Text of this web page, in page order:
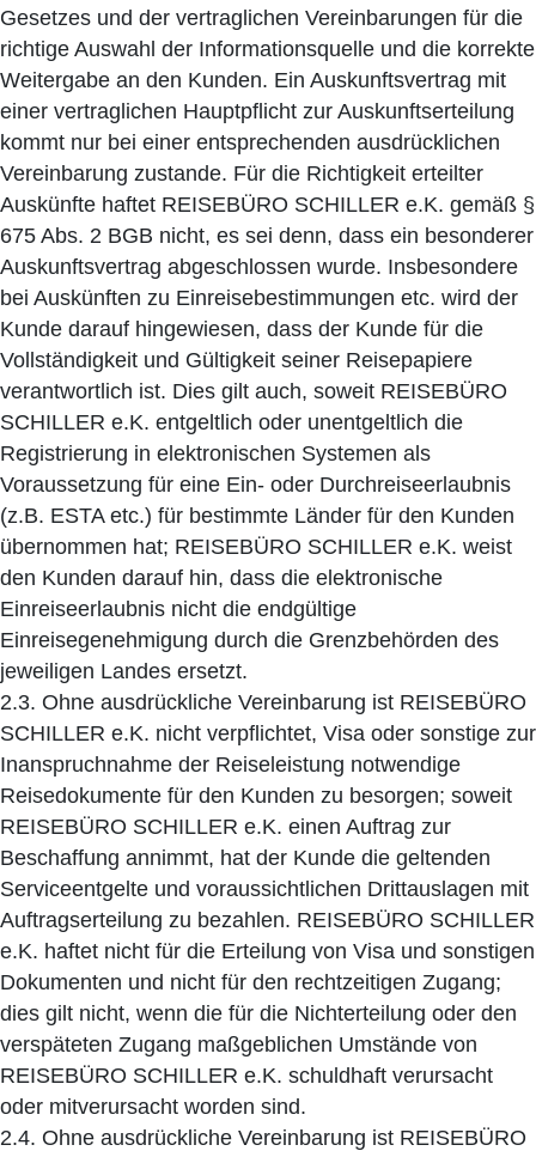
Gesetzes und der vertraglichen Vereinbarungen für die
richtige Auswahl der Informationsquelle und die korrekte
Weitergabe an den Kunden. Ein Auskunftsvertrag mit
einer vertraglichen Hauptpflicht zur Auskunftserteilung
kommt nur bei einer entsprechenden ausdrücklichen
Vereinbarung zustande. Für die Richtigkeit erteilter
Auskünfte haftet REISEBÜRO SCHILLER e.K. gemäß §
675 Abs. 2 BGB nicht, es sei denn, dass ein besonderer
Auskunftsvertrag abgeschlossen wurde. Insbesondere
bei Auskünften zu Einreisebestimmungen etc. wird der
Kunde darauf hingewiesen, dass der Kunde für die
Vollständigkeit und Gültigkeit seiner Reisepapiere
verantwortlich ist. Dies gilt auch, soweit REISEBÜRO
SCHILLER e.K. entgeltlich oder unentgeltlich die
Registrierung in elektronischen Systemen als
Voraussetzung für eine Ein- oder Durchreiseerlaubnis
(z.B. ESTA etc.) für bestimmte Länder für den Kunden
übernommen hat; REISEBÜRO SCHILLER e.K. weist
den Kunden darauf hin, dass die elektronische
Einreiseerlaubnis nicht die endgültige
Einreisegenehmigung durch die Grenzbehörden des
jeweiligen Landes ersetzt.
2.3. Ohne ausdrückliche Vereinbarung ist REISEBÜRO
SCHILLER e.K. nicht verpflichtet, Visa oder sonstige zur
Inanspruchnahme der Reiseleistung notwendige
Reisedokumente für den Kunden zu besorgen; soweit
REISEBÜRO SCHILLER e.K. einen Auftrag zur
Beschaffung annimmt, hat der Kunde die geltenden
Serviceentgelte und voraussichtlichen Drittauslagen mit
Auftragserteilung zu bezahlen. REISEBÜRO SCHILLER
e.K. haftet nicht für die Erteilung von Visa und sonstigen
Dokumenten und nicht für den rechtzeitigen Zugang;
dies gilt nicht, wenn die für die Nichterteilung oder den
verspäteten Zugang maßgeblichen Umstände von
REISEBÜRO SCHILLER e.K. schuldhaft verursacht
oder mitverursacht worden sind.
2.4. Ohne ausdrückliche Vereinbarung ist REISEBÜRO